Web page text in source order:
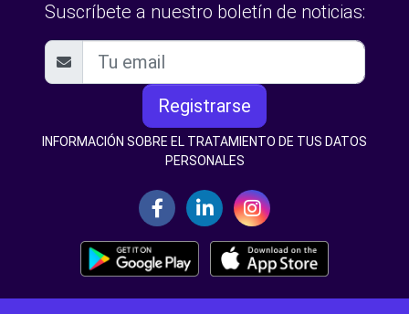
Suscríbete a nuestro boletín de noticias:
Registrarse
INFORMACIÓN SOBRE EL TRATAMIENTO DE TUS DATOS
PERSONALES